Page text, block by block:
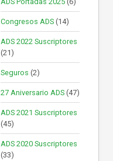
Congresos ADS (14)
ADS 2022 Suscriptores
(21)
Seguros (2)
27 Aniversario ADS (47)
ADS 2021 Suscriptores
(45)
ADS 2020 Suscriptores
(33)